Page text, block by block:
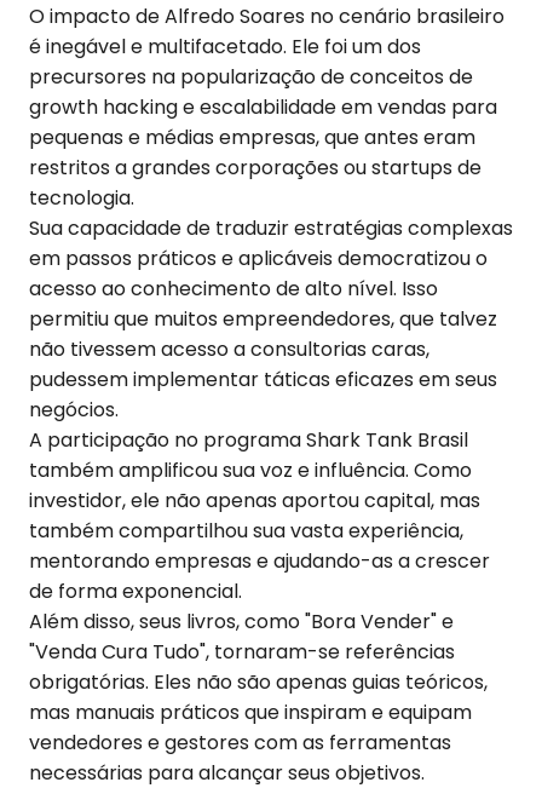
O impacto de Alfredo Soares no cenário brasileiro
é inegável e multifacetado. Ele foi um dos
precursores na popularização de conceitos de
growth hacking e escalabilidade em vendas para
pequenas e médias empresas, que antes eram
restritos a grandes corporações ou startups de
tecnologia.
Sua capacidade de traduzir estratégias complexas
em passos práticos e aplicáveis democratizou o
acesso ao conhecimento de alto nível. Isso
permitiu que muitos empreendedores, que talvez
não tivessem acesso a consultorias caras,
pudessem implementar táticas eficazes em seus
negócios.
A participação no programa Shark Tank Brasil
também amplificou sua voz e influência. Como
investidor, ele não apenas aportou capital, mas
também compartilhou sua vasta experiência,
mentorando empresas e ajudando-as a crescer
de forma exponencial.
Além disso, seus livros, como "Bora Vender" e
"Venda Cura Tudo", tornaram-se referências
obrigatórias. Eles não são apenas guias teóricos,
mas manuais práticos que inspiram e equipam
vendedores e gestores com as ferramentas
necessárias para alcançar seus objetivos.